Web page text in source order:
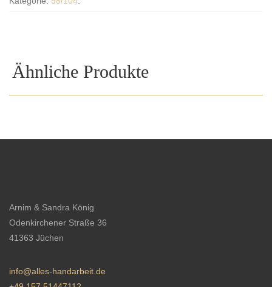
Ähnliche Produkte
Arnim & Sandra König
Odenkirchener Straße 36
41363 Jüchen
info@alles-handarbeit.de